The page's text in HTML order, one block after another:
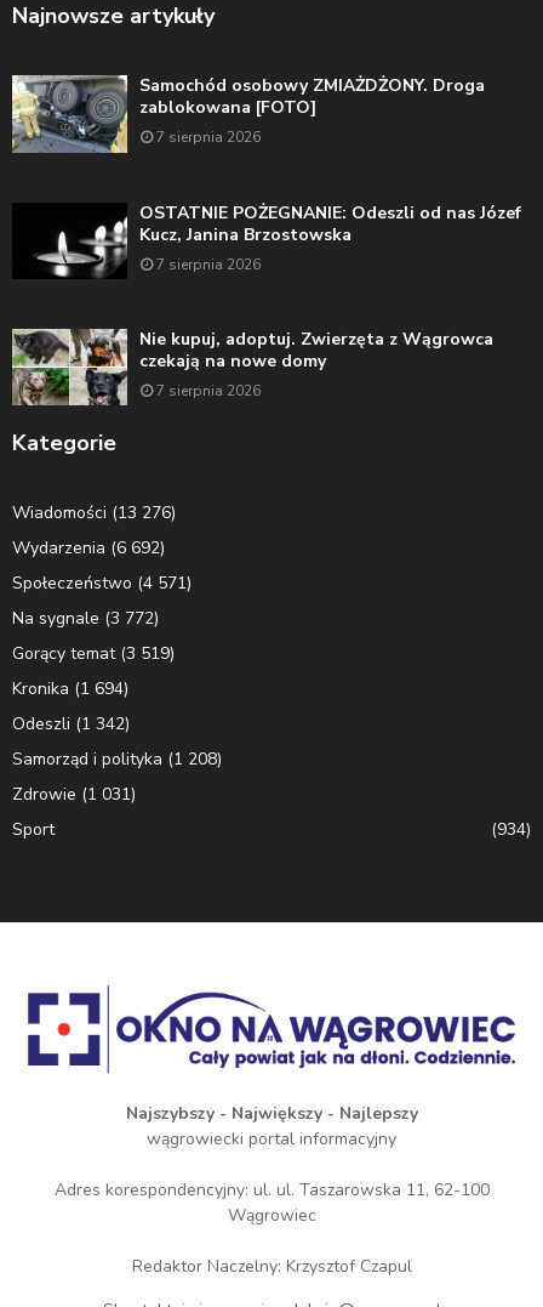
Najnowsze artykuły
Samochód osobowy ZMIAŻDŻONY. Droga
zablokowana [FOTO]
7 sierpnia 2026
OSTATNIE POŻEGNANIE: Odeszli od nas Józef
Kucz, Janina Brzostowska
7 sierpnia 2026
Nie kupuj, adoptuj. Zwierzęta z Wągrowca
czekają na nowe domy
7 sierpnia 2026
Kategorie
Wiadomości (13 276)
Wydarzenia (6 692)
Społeczeństwo (4 571)
Na sygnale (3 772)
Gorący temat(3 519)
Kronika (1 694)
Odeszli (1 342)
Samorząd i polityka (1 208)
Zdrowie (1 031)
Sport
(934)
Najszybszy - Największy - Najlepszy
wągrowiecki portal informacyjny
Adres korespondencyjny: ul. ul. Taszarowska 11, 62-100
Wągrowiec
Redaktor Naczelny: Krzysztof Czapul